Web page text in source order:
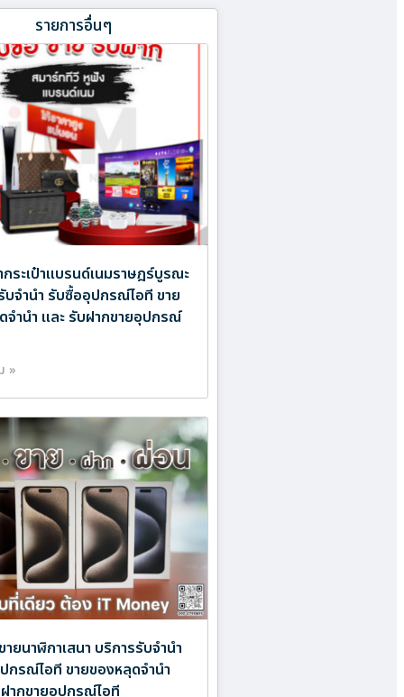
รายการอื่นๆ
กระเป๋าแบรนด์เนมราษฎร์บูรณะ
บจำนำ รับซื้ออุปกรณ์ไอที ขาย
จำนำ และ รับฝากขายอุปกรณ์
»
ยนาฬิกาเสนา บริการรับจำนำ
กรณ์ไอที ขายของหลุดจำนำ
ากขายอุปกรณ์ไอที